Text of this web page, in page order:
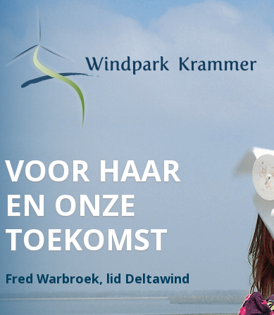
WAAR WATER
OVERGAAT IN
EN LAND
IN WATER, IS